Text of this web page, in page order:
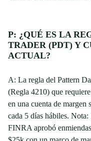
P: ¿QUÉ ES LA
TRADER (PDT) Y
ACTUAL?
A: La regla del Pattern
(Regla 4210) que
en una cuenta de margen
cada 5 días hábiles.
FINRA aprobó